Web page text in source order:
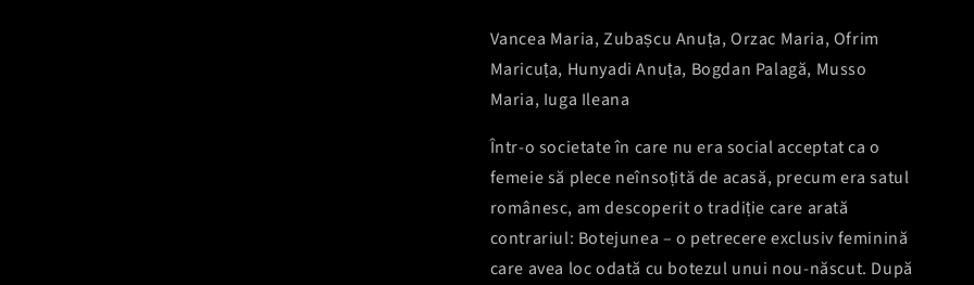
Vancea Maria, Zubașcu Anuța, Orzac Maria, Ofrim
Maricuța, Hunyadi Anuța, Bogdan Palagă, Musso
Maria, Iuga Ileana
Într-o societate în care nu era social acceptat ca o
femeie să plece neînsoțită de acasă, precum era satul
românesc, am descoperit o tradiție care arată
contrariul: Botejunea – o petrecere exclusiv feminină
care avea loc odată cu botezul unui nou-născut. După